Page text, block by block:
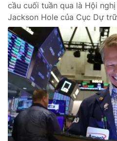
cầu cuối tuần qua là Hội
Jackson Hole của Cục Dự